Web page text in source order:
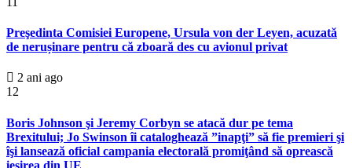
Preşedinta Comisiei Europene, Ursula von der Leyen, acuzată
de nerușinare pentru că zboară des cu avionul privat
2 ani ago
12
Boris Johnson şi Jeremy Corbyn se atacă dur pe tema
Brexitului; Jo Swinson îi cataloghează ”inapţi” să fie premieri şi
îşi lansează oficial campania electorală promiţând să oprească
ieşirea din UE